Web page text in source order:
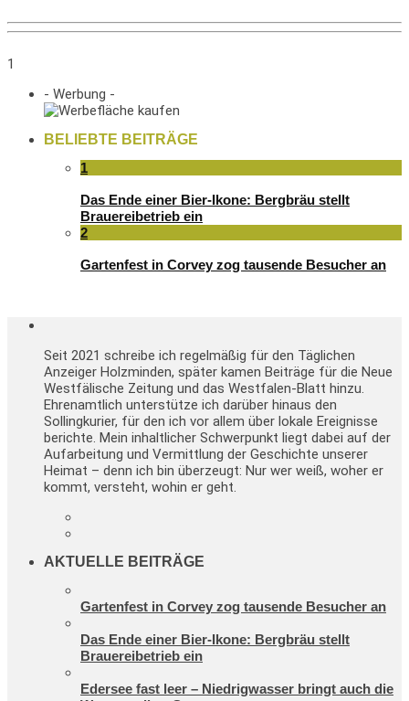
1
- Werbung -
BELIEBTE BEITRÄGE
1
Das Ende einer Bier-Ikone: Bergbräu stellt
Brauereibetrieb ein
2
Gartenfest in Corvey zog tausende Besucher an
Seit 2021 schreibe ich regelmäßig für den Täglichen
Anzeiger Holzminden, später kamen Beiträge für die Neue
Westfälische Zeitung und das Westfalen-Blatt hinzu.
Ehrenamtlich unterstütze ich darüber hinaus den
Sollingkurier, für den ich vor allem über lokale Ereignisse
berichte. Mein inhaltlicher Schwerpunkt liegt dabei auf der
Aufarbeitung und Vermittlung der Geschichte unserer
Heimat – denn ich bin überzeugt: Nur wer weiß, woher er
kommt, versteht, wohin er geht.
AKTUELLE BEITRÄGE
Gartenfest in Corvey zog tausende Besucher an
Das Ende einer Bier-Ikone: Bergbräu stellt
Brauereibetrieb ein
Edersee fast leer – Niedrigwasser bringt auch die